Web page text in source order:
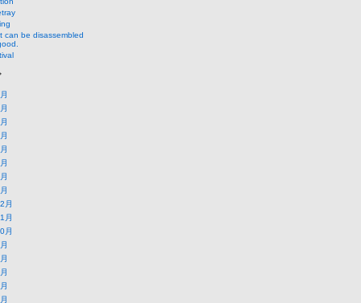
can be disassembled
月
月
月